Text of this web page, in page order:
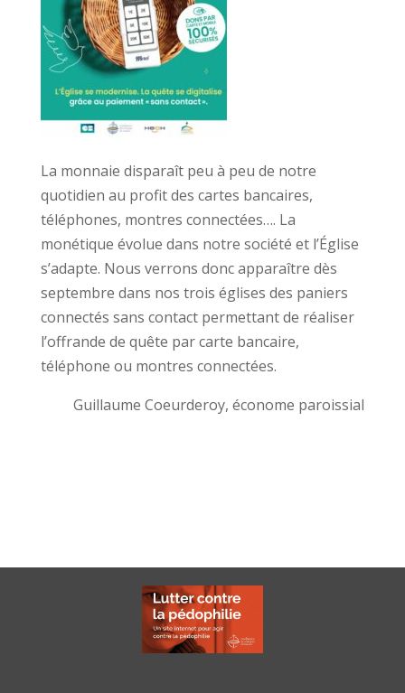
La monnaie disparaît peu à peu de notre
quotidien au profit des cartes bancaires,
téléphones, montres connectées…. La
monétique évolue dans notre société et l’Église
s’adapte. Nous verrons donc apparaître dès
septembre dans nos trois églises des paniers
connectés sans contact permettant de réaliser
l’offrande de quête par carte bancaire,
téléphone ou montres connectées.
Guillaume Coeurderoy, économe paroissial